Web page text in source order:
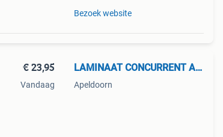
Bezoek website
€ 23,95
Vandaag
LAMINAAT CONCURRENT APELDOORN
Apeldoorn